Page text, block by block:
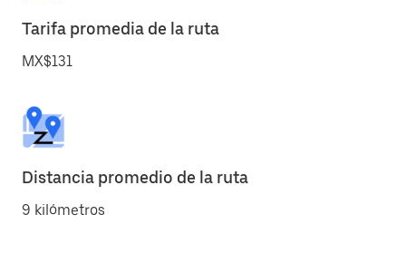
Tarifa promedia de la ruta
MX$131
Distancia promedio de la ruta
9 kilómetros